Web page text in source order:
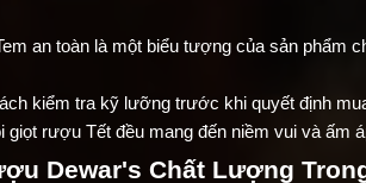
an toàn là một biểu tượng của sản phẩm
kiểm tra kỹ lưỡng trước khi quyết định
rượu Tết đều mang đến niềm vui và ấm
Dewar's Chất Lượng